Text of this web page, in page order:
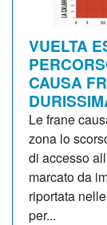
VUELTA
CAUSA
Le frane
zona lo
di accesso
marcato da
riportata
per...